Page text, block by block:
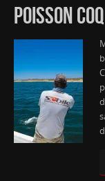
POISSON